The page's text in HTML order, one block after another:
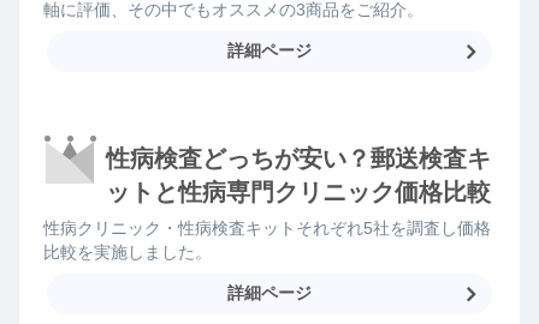
軸に評価、その中でもオススメの3商品をご紹介。
詳細ページ
性病検査どっちが安い？郵送検査キ
ットと性病専門クリニック価格比較
性病クリニック・性病検査キットそれぞれ5社を調査し価格
比較を実施しました。
詳細ページ